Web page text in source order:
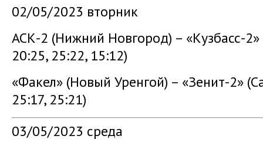
02/05/2023 вторник
АСК-2 (Нижний Новгород) – «Кузбасс-
20:25, 25:22, 15:12)
«Факел» (Новый Уренгой) – «Зенит-2»
25:17, 25:21)
03/05/2023 среда